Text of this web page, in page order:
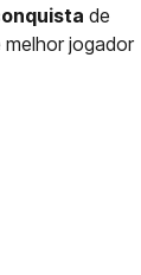
de
melhor jogador